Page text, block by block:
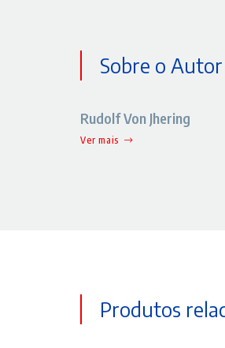
Sobre o Autor
Rudolf Von Jhering
Ver mais
Produtos